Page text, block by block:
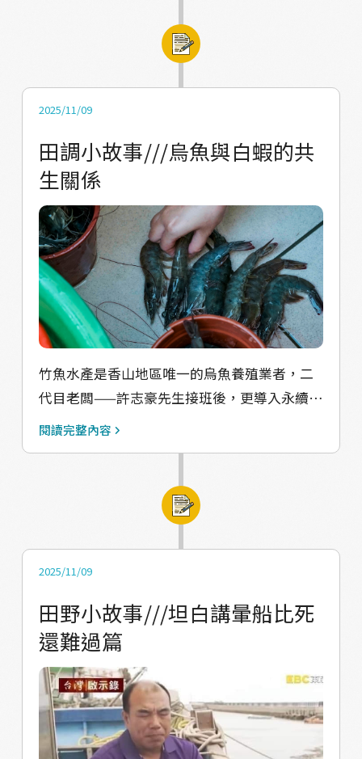
力推動漁港周邊生態、產業、文化教育工作。
在與慧萍姐互 動的過程中，我們也有許多新的
木料存放的空間、海港空間的變化，與實際體
的技術昇華，傳統手工造船的需求不復存在，
連維修的工作也漸漸少了，造船廠要面臨的狀
況是「想要留存卻難以留存」的辛苦，因廠房
中存有許多珍貴的船模、機具、藍圖與老照
片，慧萍姐雖已不需要再進行造船工作，卻也
需要用餐廳轉型來支付廠房地租、稅金，在他
的自述中，雖說小時候學造船非常辛苦而現在
是苦盡甘來，但在我們眼裡現在也有許多艱辛
之處，傳統造船文化的故事也值得更多人認
識、學習。這讓我們想到一部今年夏天討論度
很高的韓劇《苦盡柑來遇見你》，講述的是韓
國濟州島小村莊中的家庭故事，故事中置入許
舉的片段；在早期的新竹，漁船下港也會有盛
大儀式，船東會在甲板上向港邊的民眾撒下糖
希望如果民眾沒有接住，麻糬可以掉在地上沾
鯊」的象徵，期盼出海可以捕撈滿船的鯊魚，
而鯊魚也是新竹沿海港邊早期最大宗的漁獲
（現今的新竹漁市場也還是可以看到超級多的
鯊魚，種類琳瑯滿目），用以製作魚漿製品；
透過上述的比對，我們覺得臺灣的漁村中也有
許多非常有趣的畫面，如果有相關影視作品亦
2025/11/09
田調小故事///烏魚與白蝦的共
生關係
竹魚水產是香山地區唯一的烏魚養殖業者，二
代目老闆——許志豪先生接班後，更導入永續發
展價值、科技管理方法、社群網路互動、創新
夠過養殖，為新竹打造好品質的烏魚子，走進
竹魚水產便會在牆上看到老闆獲獎無數的照
本身也相當幽默，會穿著一件繡有「香山下智
孢子蒝團隊成員更是每天烏魚子採收的產業地
景記錄人，無一年缺席，過程中除了了解烏魚
製作的歷程有哪些，也真實參與認證老闆的用
料實在（烏魚餌料、營養素皆親自製作）與永
續發展價值（購入明發定置漁場雜魚製作餌
料），這才知道養好烏魚子真的不簡單；養殖
閱讀完整內容
2025/11/09
田野小故事///坦白講暈船比死
還難過篇